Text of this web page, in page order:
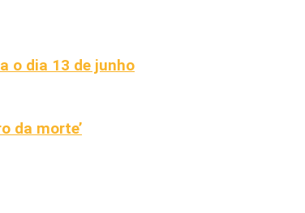
o dia 13 de junho
da morte’